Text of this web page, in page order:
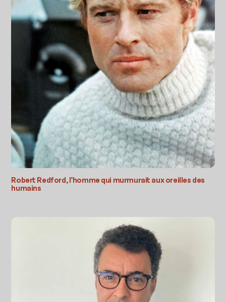
Robert Redford, l’homme qui murmurait aux oreilles des
humains